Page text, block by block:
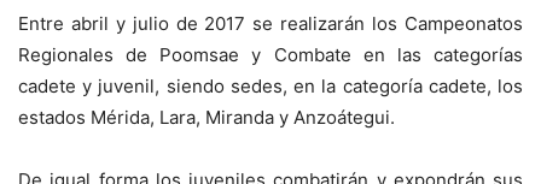
Entre abril y julio de 2017 se realizarán los Campeonatos
Regionales de Poomsae y Combate en las categorías
cadete y juvenil, siendo sedes, en la categoría cadete, los
estados Mérida, Lara, Miranda y Anzoátegui.